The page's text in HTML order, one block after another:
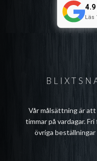
Vår målsättning är
timmar på vardagar.
övriga
4.9
Läs